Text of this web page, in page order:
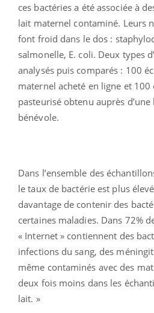
ces bactéries a été associée à
lait maternel contaminé. Leurs
font froid dans le dos :
salmonelle, E. coli. Deux types
analysés puis comparés : 100
maternel acheté en ligne et
pasteurisé obtenu auprès
bénévole.
Dans l’ensemble des
le taux de bactérie est plus
davantage de contenir des
certaines maladies. Dans 72%
« Internet » contiennent des
infections du sang, des
même contaminés avec des
deux fois moins dans les
lait. »